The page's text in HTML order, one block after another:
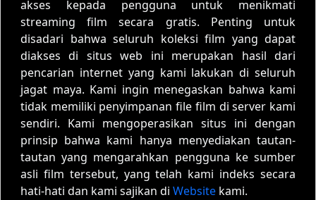
akses kepada pengguna untuk menikmati
streaming film secara gratis. Penting untuk
disadari bahwa seluruh koleksi film yang dapat
diakses di situs web ini merupakan hasil dari
pencarian internet yang kami lakukan di seluruh
jagat maya. Kami ingin menegaskan bahwa kami
tidak memiliki penyimpanan file film di server kami
sendiri. Kami mengoperasikan situs ini dengan
prinsip bahwa kami hanya menyediakan tautan-
tautan yang mengarahkan pengguna ke sumber
asli film tersebut, yang telah kami indeks secara
hati-hati dan kami sajikan di Website kami.